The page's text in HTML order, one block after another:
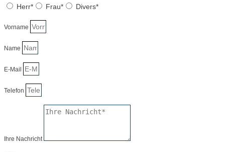
Herr* Frau* Divers*
Vorname
Name
E-Mail
Telefon
Ihre Nachricht